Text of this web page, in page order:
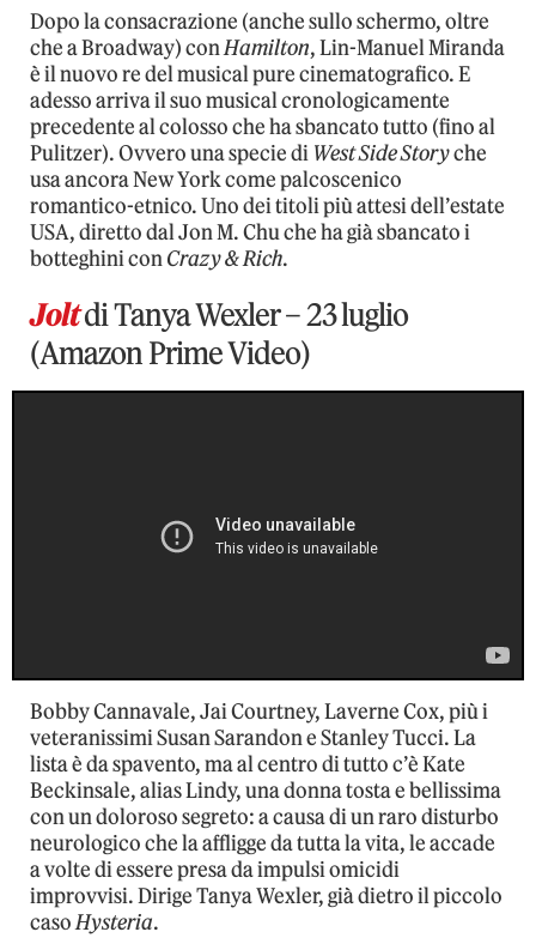
Dopo la consacrazione (anche sullo schermo, oltre
che a Broadway) conHamilton, Lin-Manuel Miranda
è il nuovo re del musical pure cinematografico. E
adesso arriva il suo musical cronologicamente
precedente al colosso che ha sbancato tutto (fino al
Pulitzer). Ovvero una specie di West Side Storyche
usa ancora New York come palcoscenico
romantico-etnico. Uno dei titoli più attesi dell’estate
USA, diretto dal Jon M. Chu che ha già sbancato i
botteghini conCrazy & Rich.
Joltdi Tanya Wexler – 23 luglio
(Amazon Prime Video)
Bobby Cannavale, Jai Courtney, Laverne Cox, più i
veteranissimi Susan Sarandon e Stanley Tucci. La
lista è da spavento, ma al centro di tutto c’è Kate
Beckinsale, alias Lindy, una donna tosta e bellissima
con un doloroso segreto: a causa di un raro disturbo
neurologico che la affligge da tutta la vita, le accade
a volte di essere presa da impulsi omicidi
improvvisi. Dirige Tanya Wexler, già dietro il piccolo
casoHysteria.